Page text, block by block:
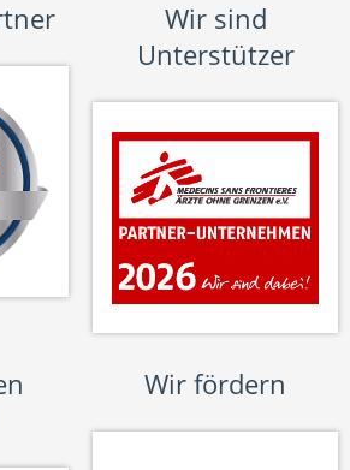
Wir sind
Unterstützer
Wir fördern